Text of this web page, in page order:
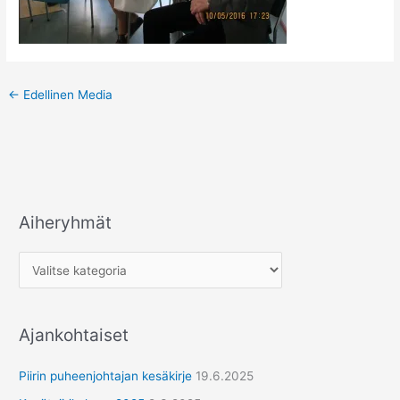
← Edellinen Media
Aiheryhmät
A
e
y
Ajankohtaiset
Piirin puheenjohtajan kesäkirje 19.6.2025